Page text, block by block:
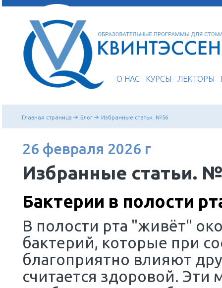
Главная страница Блог Избранные статьи. №56
26 февраля 2026 г
Избранные
Бактерии в
В полости рта